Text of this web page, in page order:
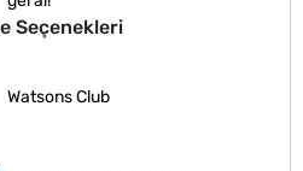
Seçenekleri
Watsons Club